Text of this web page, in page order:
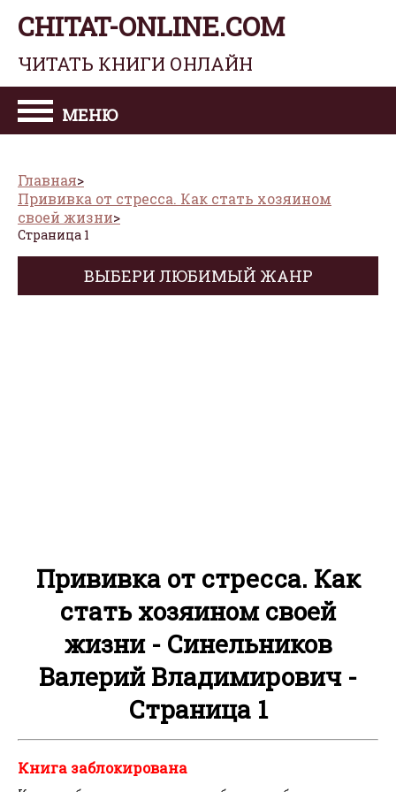
CHITAT-ONLINE.COM
ЧИТАТЬ КНИГИ ОНЛАЙН
МЕНЮ
Главная
Прививка от стресса. Как стать хозяином
своей жизни
Страница 1
ВЫБЕРИ ЛЮБИМЫЙ ЖАНР
Прививка от стресса. Как
стать хозяином своей
жизни - Синельников
Валерий Владимирович -
Страница 1
Книга заблокирована